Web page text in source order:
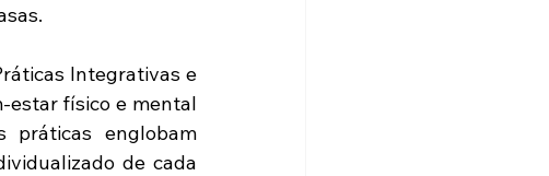
Integrativas e
estar físico e mental
práticas englobam
de cada